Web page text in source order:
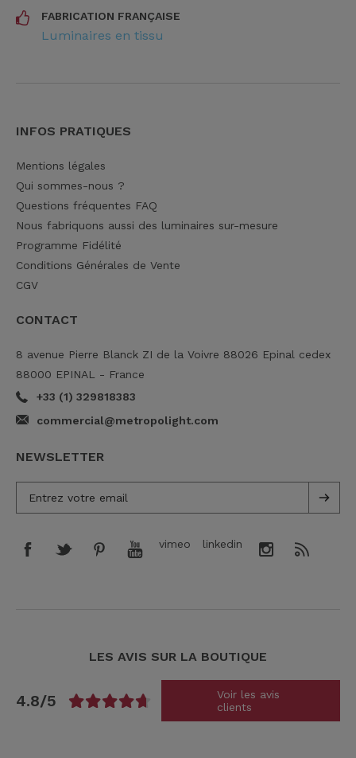
FABRICATION FRANÇAISE
Luminaires en tissu
INFOS PRATIQUES
Mentions légales
Qui sommes-nous ?
Questions fréquentes FAQ
Nous fabriquons aussi des luminaires sur-mesure
Programme Fidélité
Conditions Générales de Vente
CGV
CONTACT
8 avenue Pierre Blanck ZI de la Voivre 88026 Epinal cedex
88000 EPINAL - France
+33 (1) 329818383
commercial@metropolight.com
NEWSLETTER
vimeo linkedin
LES AVIS SUR LA BOUTIQUE
4.8/5
Voir les avis
clients